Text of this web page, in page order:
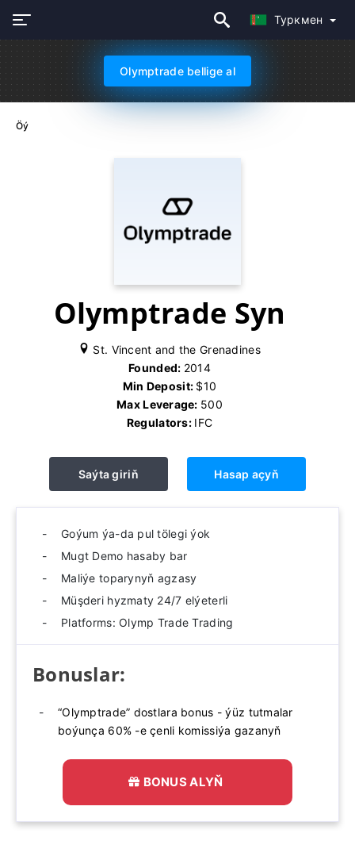
Туркмен
Olymptrade bellige al
Öý
Olymptrade Syn
St. Vincent and the Grenadines
Founded: 2014
Min Deposit: $10
Max Leverage: 500
Regulators: IFC
Saýta giriň Hasap açyň
Goýum ýa-da pul tölegi ýok
Mugt Demo hasaby bar
Maliýe toparynyň agzasy
Müşderi hyzmaty 24/7 elýeterli
Platforms: Olymp Trade Trading
Bonuslar:
“Olymptrade” dostlara bonus - ýüz tutmalar
boýunça 60% -e çenli komissiýa gazanyň
BONUS ALYŇ